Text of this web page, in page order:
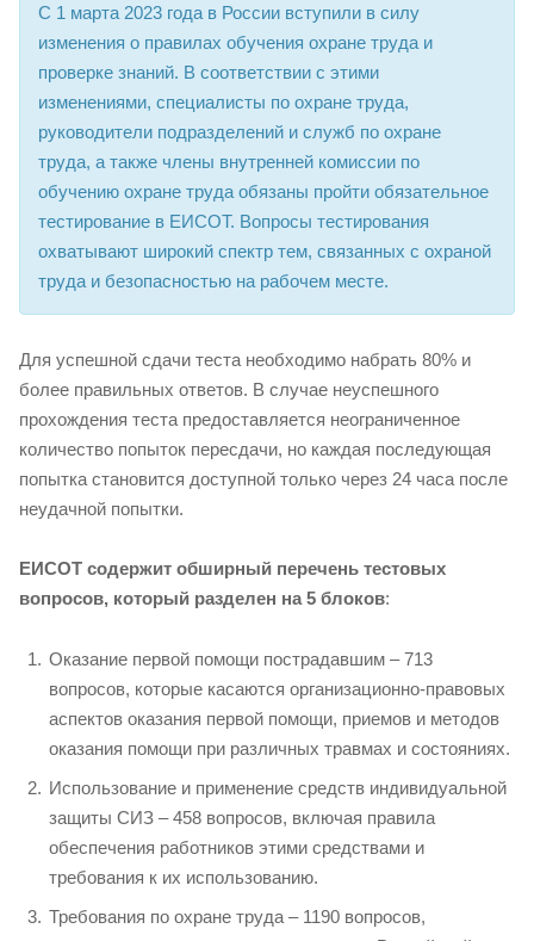
С 1 марта 2023 года в России вступили в силу
изменения о правилах обучения охране труда и
проверке знаний. В соответствии с этими
изменениями, специалисты по охране труда,
руководители подразделений и служб по охране
труда, а также члены внутренней комиссии по
обучению охране труда обязаны пройти обязательное
тестирование в ЕИСОТ. Вопросы тестирования
охватывают широкий спектр тем, связанных с охраной
труда и безопасностью на рабочем месте.
Для успешной сдачи теста необходимо набрать 80% и
более правильных ответов. В случае неуспешного
прохождения теста предоставляется неограниченное
количество попыток пересдачи, но каждая последующая
попытка становится доступной только через 24 часа после
неудачной попытки.
ЕИСОТ содержит обширный перечень тестовых
вопросов, который разделен на 5 блоков:
Оказание первой помощи пострадавшим – 713
вопросов, которые касаются организационно-правовых
аспектов оказания первой помощи, приемов и методов
оказания помощи при различных травмах и состояниях.
Использование и применение средств индивидуальной
защиты СИЗ – 458 вопросов, включая правила
обеспечения работников этими средствами и
требования к их использованию.
Требования по охране труда – 1190 вопросов,